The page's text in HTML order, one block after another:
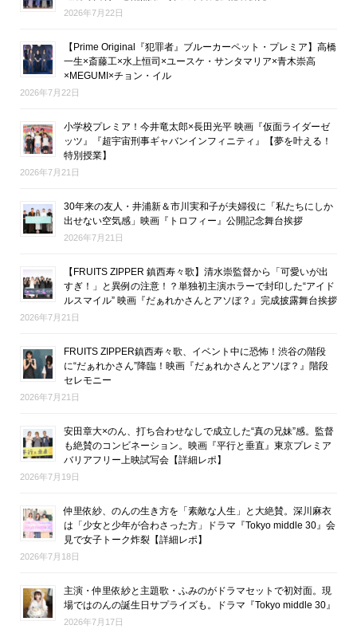
2026年7月22日
【Prime Original『犯罪者』ブルーカーペット・プレミア】高橋
一生×斎藤工×水上恒司×ユースケ・サンタマリア×青木崇高
×MEGUMI×チョン・イル
2026年7月22日
小学校プレミア！今井竜太郎×長田光平 映画『仮面ライダーゼ
ッツ』『超宇宙刑事ギャバンインフィニティ』【夢を叶える！
特別授業】
2026年7月21日
30年来の友人・井浦新＆市川実和子が夫婦役に「私たちにしか
出せない空気感」映画『トロフィー』公開記念舞台挨拶
2026年7月21日
【FRUITS ZIPPER 鎮西寿々歌】清水崇監督から「可愛いが出
すぎ！」と異例の注意！？単独初主演ホラーで封印した“アイド
ルスマイル” 映画『だぁれかさんとアソぼ？』完成披露舞台挨拶
2026年7月21日
FRUITS ZIPPER鎮西寿々歌、イベント中に恐怖！渋谷の階段
に“だぁれかさん”降臨！映画『だぁれかさんとアソぼ？』階段
セレモニー
2026年7月21日
安田章大×のん、打ち合わせなしで成立した“真の兄妹”感。監督
も絶賛のコンビネーション。映画『平行と垂直』東京プレミア
バリアフリー上映試写会【詳細レポ】
2026年7月19日
仲里依紗、のんの生き方を「素敵な人生」と大絶賛。深川麻衣
は「少女と少年が合わさった方」ドラマ『Tokyo middle 30』会
見で女子トーク炸裂【詳細レポ】
2026年7月18日
主演・仲里依紗と主題歌・ふみのがドラマセットで初対面。現
場ではのんの誕生日サプライズも。ドラマ『Tokyo middle 30』
2026年7月17日